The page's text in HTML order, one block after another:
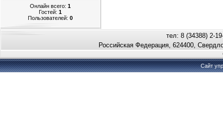
Онлайн всего: 1
Гостей: 1
Пользователей: 0
тел: 8 (34388) 2-
Российская Федерация, 624400,
Сайт